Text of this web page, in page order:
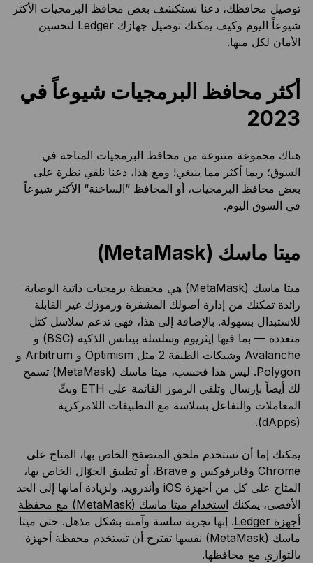
توصيل محافظك، دعنا نستكشف بعض محافظ البرمجيات الأكثر
شيوعاً اليوم وكيف يمكنك توصيل جهازك Ledger لتحسين
الأمان لكل منها.
أكثر محافظ البرمجيات شيوعاً في
2023
هناك مجموعة متنوعة من محافظ البرمجيات المتاحة في
السوق؛ ربما أكثر مما ينبغي! ومع هذا، دعنا نلقي نظرة على
بعض محافظ البرمجيات، أو المحافظ ”الساخنة“ الأكثر شيوعاً
في السوق اليوم.
ميتا ماسك (MetaMask)
ميتا ماسك (MetaMask) هي محفظة برمجيات ذاتية الوصاية
رائدة تمكنك من إدارة أصولك المشفرة ورموزك غير القابلة
للاستبدال بسهولة. بالإضافة إلى هذا، فهي تدعم سلاسل كتل
متعددة — بما فيها إيثريوم وسلسلة بينانس الذكية (BSC) و
Avalanche وشبكات الطبقة 2 مثل Optimism و Arbitrum و
Polygon. ليس هذا فحسب، ميتا ماسك (MetaMask) تسمح
لك أيضاً بإرسال وتلقي الرموز القائمة على ETH وبثّ
المعاملات والتفاعل بسلاسة مع التطبيقات اللامركزية
(dApps).
يمكنك إما أن تستخدم ملحق المتصفح الخاص بها، المتاح على
Chrome وفايرفوكس و Brave، أو تطبيق الجوّال الخاص بها،
المتاح على كل من أجهزة iOS وأندرويد. ولزيادة أمانها إلى الحد
الأقصى، يمكنك
استخدام ميتا ماسك (MetaMask) مع محفظة
أجهزة Ledger
. إنها تجربة سلسة وآمنة بشكل مذهل. حتى ميتا
ماسك (MetaMask) نفسها تقترح أن تستخدم محفظة أجهزة
بالتوازي مع محافظها.